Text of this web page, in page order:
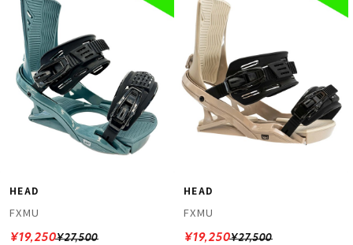
HEAD
FXMU
¥27,500
¥19,250
HEAD
FXMU
¥27,500
¥19,250